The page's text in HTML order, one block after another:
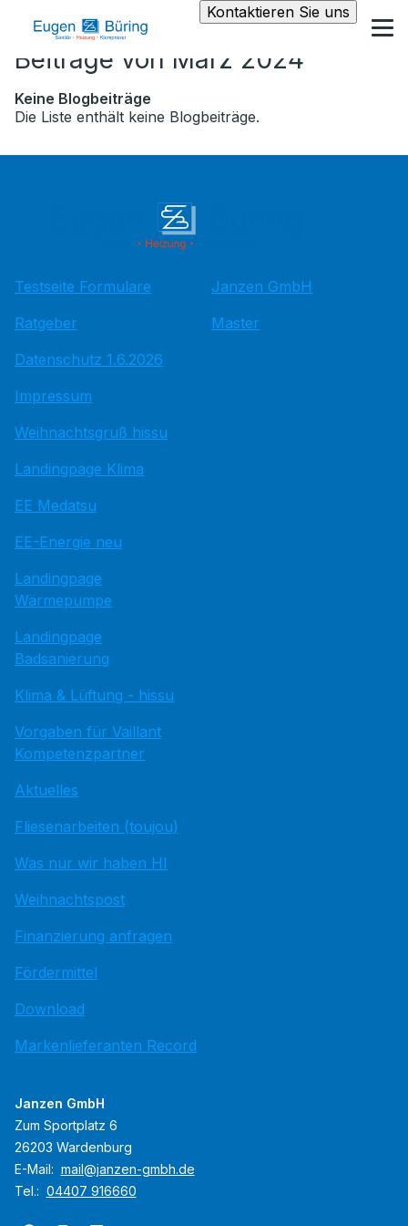
Kontaktieren Sie uns
Beiträge von März 2024
Keine Blogbeiträge
Die Liste enthält keine Blogbeiträge.
Testseite Formulare
Ratgeber
Datenschutz 1.6.2026
Impressum
Weihnachtsgruß hissu
Landingpage Klima
EE Medatsu
EE-Energie neu
Landingpage
Wärmepumpe
Landingpage
Badsanierung
Klima & Lüftung - hissu
Vorgaben für Vaillant
Kompetenzpartner
Aktuelles
Fliesenarbeiten (toujou)
Was nur wir haben HI
Weihnachtspost
Finanzierung anfragen
Fördermittel
Download
Markenlieferanten Record
Janzen GmbH
Master
Janzen GmbH
Zum Sportplatz 6
26203 Wardenburg
E-Mail: mail@janzen-gmbh.de
Tel.: 04407 916660